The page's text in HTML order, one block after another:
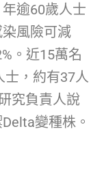
逾60歲人士
風險可減
。近15萬名
士，約有37人
究負責人說
變種株。